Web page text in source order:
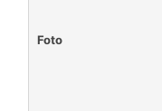
Foto